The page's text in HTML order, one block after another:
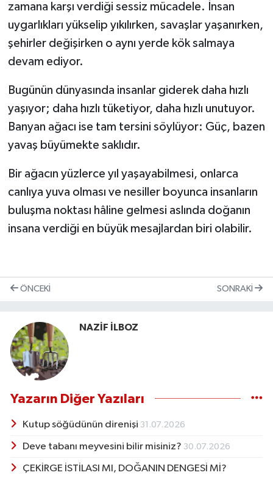
zamana karşı verdiği sessiz mücadele. İnsan
uygarlıkları yükselip yıkılırken, savaşlar yaşanırken,
şehirler değişirken o aynı yerde kök salmaya
devam ediyor.
Bugünün dünyasında insanlar giderek daha hızlı
yaşıyor; daha hızlı tüketiyor, daha hızlı unutuyor.
Banyan ağacı ise tam tersini söylüyor: Güç, bazen
yavaş büyümekte saklıdır.
Bir ağacın yüzlerce yıl yaşayabilmesi, onlarca
canlıya yuva olması ve nesiller boyunca insanların
buluşma noktası hâline gelmesi aslında doğanın
insana verdiği en büyük mesajlardan biri olabilir.
ÖNCEKI SONRAKI
NAZİF İLBOZ
Yazarın Diğer Yazıları
Kutup söğüdünün direnişi 31.07.2026
Deve tabanı meyvesini bilir misiniz? 30.07.2026
ÇEKİRGE İSTİLASI MI, DOĞANIN DENGESİ Mİ?